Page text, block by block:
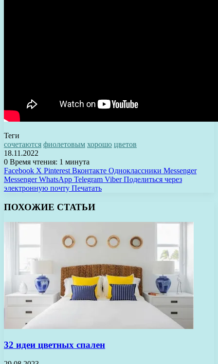
Теги
сочетаются фиолетовым хорошо цветов
18.11.2022
0 Время чтения: 1 минута
Facebook X Pinterest Вконтакте Одноклассники Messenger
Messenger WhatsApp Telegram Viber Поделиться через
электронную почту Печатать
ПОХОЖИЕ СТАТЬИ
32 идеи цветных спален